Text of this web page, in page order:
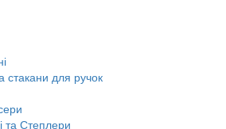
стакани для ручок
та Степлери